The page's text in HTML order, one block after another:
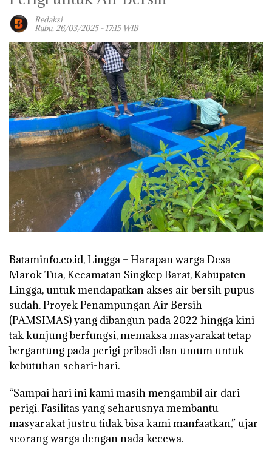
Redaksi
Rabu, 26/03/2025 - 17:15 WIB
Bataminfo.co.id, Lingga – Harapan warga Desa
Marok Tua, Kecamatan Singkep Barat, Kabupaten
Lingga, untuk mendapatkan akses air bersih pupus
sudah. Proyek Penampungan Air Bersih
(PAMSIMAS) yang dibangun pada 2022 hingga kini
tak kunjung berfungsi, memaksa masyarakat tetap
bergantung pada perigi pribadi dan umum untuk
kebutuhan sehari-hari.
“Sampai hari ini kami masih mengambil air dari
perigi. Fasilitas yang seharusnya membantu
masyarakat justru tidak bisa kami manfaatkan,” ujar
seorang warga dengan nada kecewa.